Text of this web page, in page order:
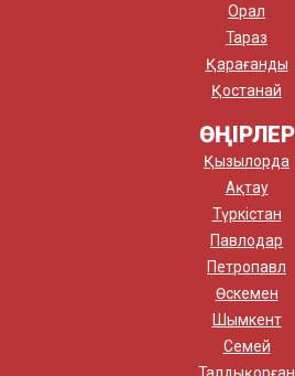
Орал
Тараз
Қарағанды
Қостанай
ӨҢІРЛЕР
Қызылорда
Ақтау
Түркістан
Павлодар
Петропавл
Өскемен
Шымкент
Семей
Талдықорған